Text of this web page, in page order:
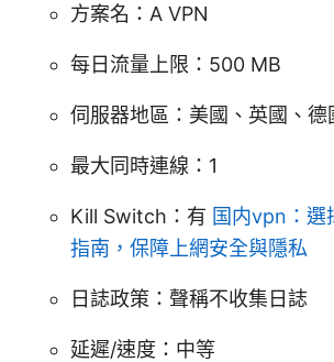
方案名：A VPN
每日流量上限：500 MB
伺服器地區：美國、英國、德
最大同時連線：1
Kill Switch：有 国内vpn：選
指南，保障上網安全與隱私
日誌政策：聲稱不收集日誌
延遲/速度：中等